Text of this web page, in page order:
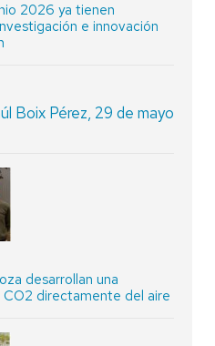
2026 ya tienen
e innovación
Boix Pérez, 29 de mayo
desarrollan una
directamente del aire